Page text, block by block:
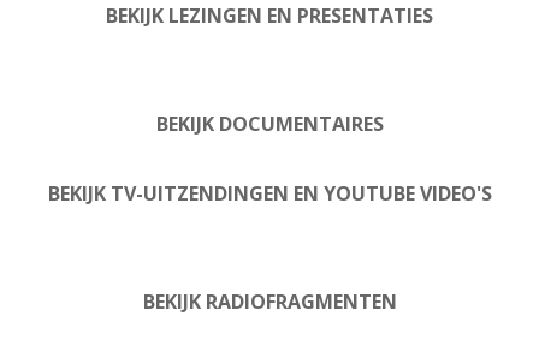
BEKIJK LEZINGEN EN PRESENTATIES
BEKIJK DOCUMENTAIRES
BEKIJK TV-UITZENDINGEN EN YOUTUBE VIDEO'S
BEKIJK RADIOFRAGMENTEN